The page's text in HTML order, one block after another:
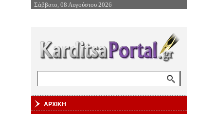
Επιστροφή στην Πλοήγηση
Σάββατο, 08 Αυγούστου 2026
ΑΡΧΙΚΗ